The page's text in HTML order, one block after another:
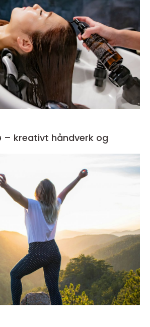
– kreativt håndverk og